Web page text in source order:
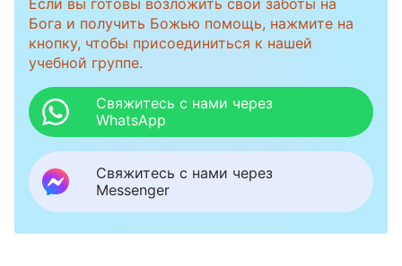
Когда Бог скрывает Себя от тебя, ты должен
обладать способностью иметь веру, чтобы
любовь, не позволяя ей пошатнуться или
исчезнуть. Что бы ни делал Бог, ты должен
подчиниться Его плану, должен быть
готовым скорее проклясть собственную
Бога и получить Божью помощь, нажмите на
кнопку, чтобы присоединиться к нашей
учебной группе.
Свяжитесь с нами через
WhatsApp
Свяжитесь с нами через
Messenger